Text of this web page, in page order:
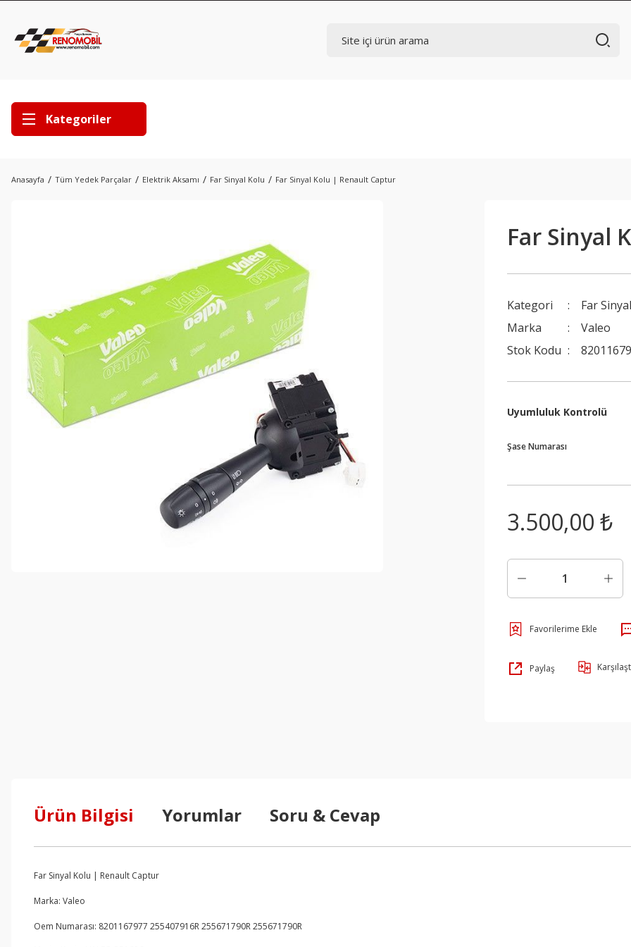
Kategoriler
Anasayfa Tüm Yedek Parçalar Elektrik Aksamı Far Sinyal Kolu Far Sinyal Kolu | Renault Captur
Far Sinyal
Kategori
Far
Marka
Valeo
Stok Kodu
Uyumluluk Kontrolü
Şase Numarası
3.500,00 ₺
Paylaş
Ürün Bilgisi Yorumlar Soru & Cevap
Far Sinyal Kolu | Renault Captur
Marka: Valeo
Oem Numarası: 8201167977 255407916R 255671790R 255671790R